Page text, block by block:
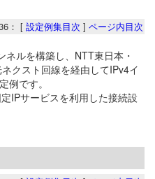
： [ 設定例集目次 ] ページ内目次
ルを構築し、NTT東日本・
クスト回線を経由してIPv4イ
例です。
IPサービスを利用した接続設